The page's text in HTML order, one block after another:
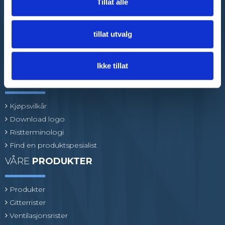
Tillat alle
tillat utvalg
Ikke tillat
Org. nr.:27601677
GODKUNDESERVICE
Kjøpsvilkår
Download logo
Ristterminologi
Find en produktspesialist
VÅRE PRODUKTER
Produkter
Gitterrister
Ventilasjonsrister